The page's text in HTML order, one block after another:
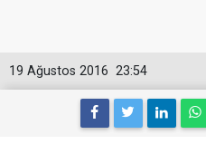
23:54
19 Ağustos 2016